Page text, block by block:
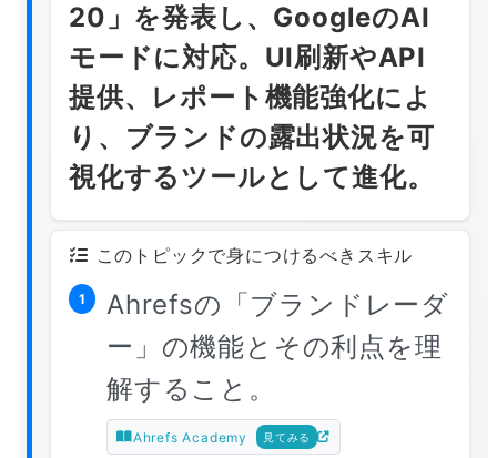
20」を発表し、GoogleのAI
モードに対応。UI刷新やAPI
提供、レポート機能強化によ
り、ブランドの露出状況を可
視化するツールとして進化。
このトピックで身につけるべきスキル
1
Ahrefsの「ブランドレーダ
ー」の機能とその利点を理
解すること。
Ahrefs Academy 見てみる